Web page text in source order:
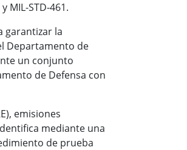
MIL-STD-461.
garantizar la
Departamento de
un conjunto
de Defensa con
emisiones
mediante una
de prueba